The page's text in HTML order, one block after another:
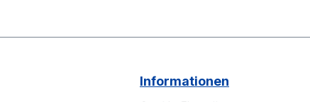
Informationen